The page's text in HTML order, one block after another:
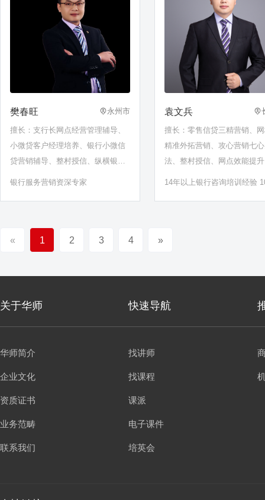
樊春旺 永州市
擅长：支行长网点经营管理辅导、
小微贷客户经理培养、银行小微信
贷营销辅导、整村授信、纵横银行
+、行外吸金辅导、数字化转型赋
打造、星级网点打造、特色文化网
点打造
银行服务营销资深专家
袁文兵
擅长：零售信贷三精营销、
精准外拓营销、攻心营销七
法、整村授信、网点效能提
公营销转型、线上社群营销
14年以上银行咨询培训经验
家银行长期聘用咨询顾问
« 1 2 3 4 »
关于华师 快速导航
华师简介
企业文化
资质证书
业务范畴
联系我们
找讲师
找课程
课派
电子课件
培英会